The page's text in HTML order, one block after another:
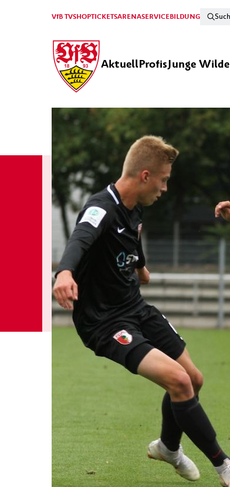
VfB TVSHOPTICKETSARENASERVICEBILDUNG
AktuellProfisJunge Wilde